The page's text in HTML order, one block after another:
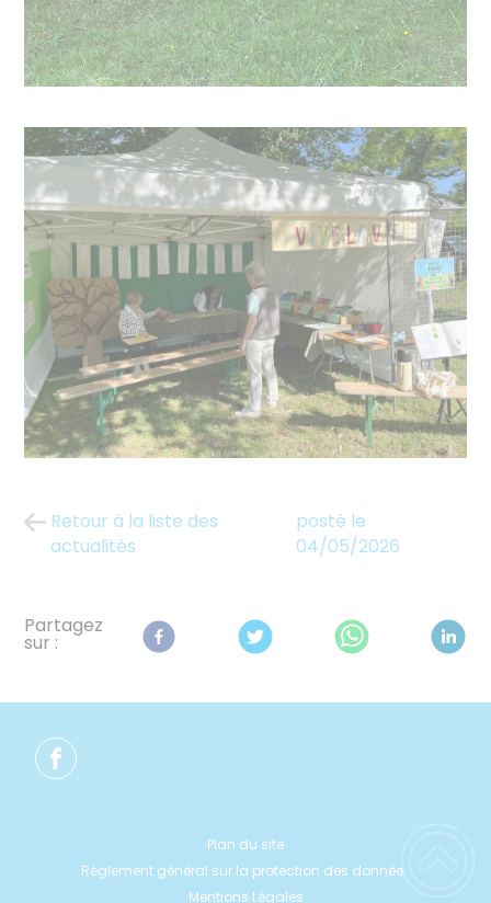
Retour à la liste des
actualités
posté le
04/05/2026
Partagez
sur :
Plan du site
Règlement général sur la protection des données
Mentions Légales